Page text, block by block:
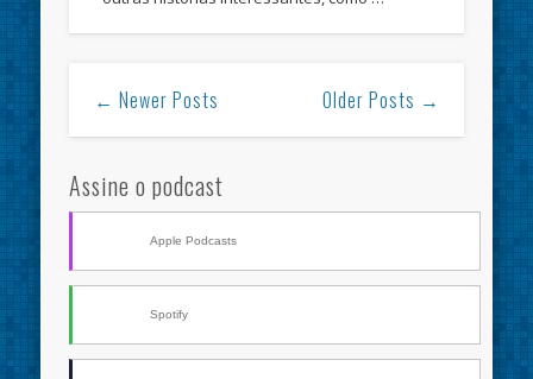
← Newer Posts Older Posts →
Assine o podcast
Apple Podcasts
Spotify